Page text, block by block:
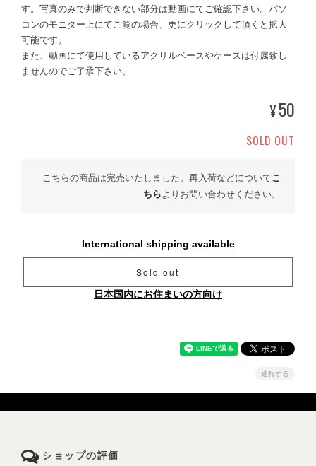
す。写真のみで判断できない部分は動画にてご確認下さい。パソ
コンのモニター上にてご覧の場合、更にクリックして頂くと拡大
可能です。
また、動画にて使用しているアクリルベースやケースは付属致し
ませんのでご了承下さい。
¥50
SOLD OUT
こちらの商品は完売いたしました。再入荷などについてこ
ちらよりお問い合わせください。
International shipping available
Sold out
日本国内にお住まいの方向け
通報する
ショップの評価